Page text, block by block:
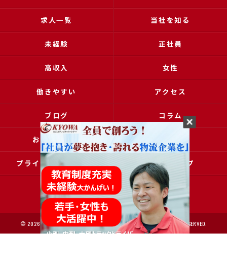
求人一覧 当社を知る
未経験 正社員
高収入 女性
働きやすい アクセス
ブログ コラム
お問い合わせ
プライバシーポリシー サイトマップ
© 2026 大阪で運送の求人なら協和運送株式会社 ALL RIGHTS RESERVED.